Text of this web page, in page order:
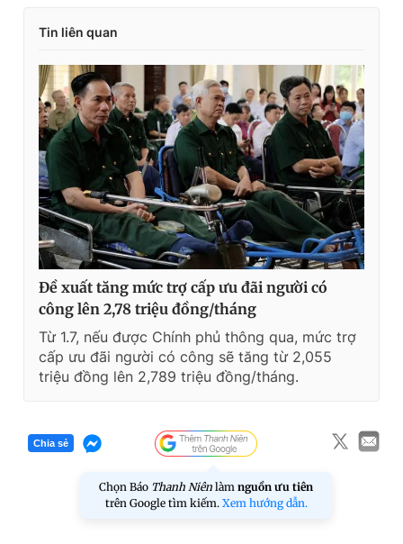
Tin liên quan
Đề xuất tăng mức trợ cấp ưu đãi người có
công lên 2,78 triệu đồng/tháng
Từ 1.7, nếu được Chính phủ thông qua, mức trợ
cấp ưu đãi người có công sẽ tăng từ 2,055
triệu đồng lên 2,789 triệu đồng/tháng.
Chia sẻ
Chọn Báo Thanh Niên làm nguồn ưu tiên
trên Google tìm kiếm. Xem hướng dẫn.